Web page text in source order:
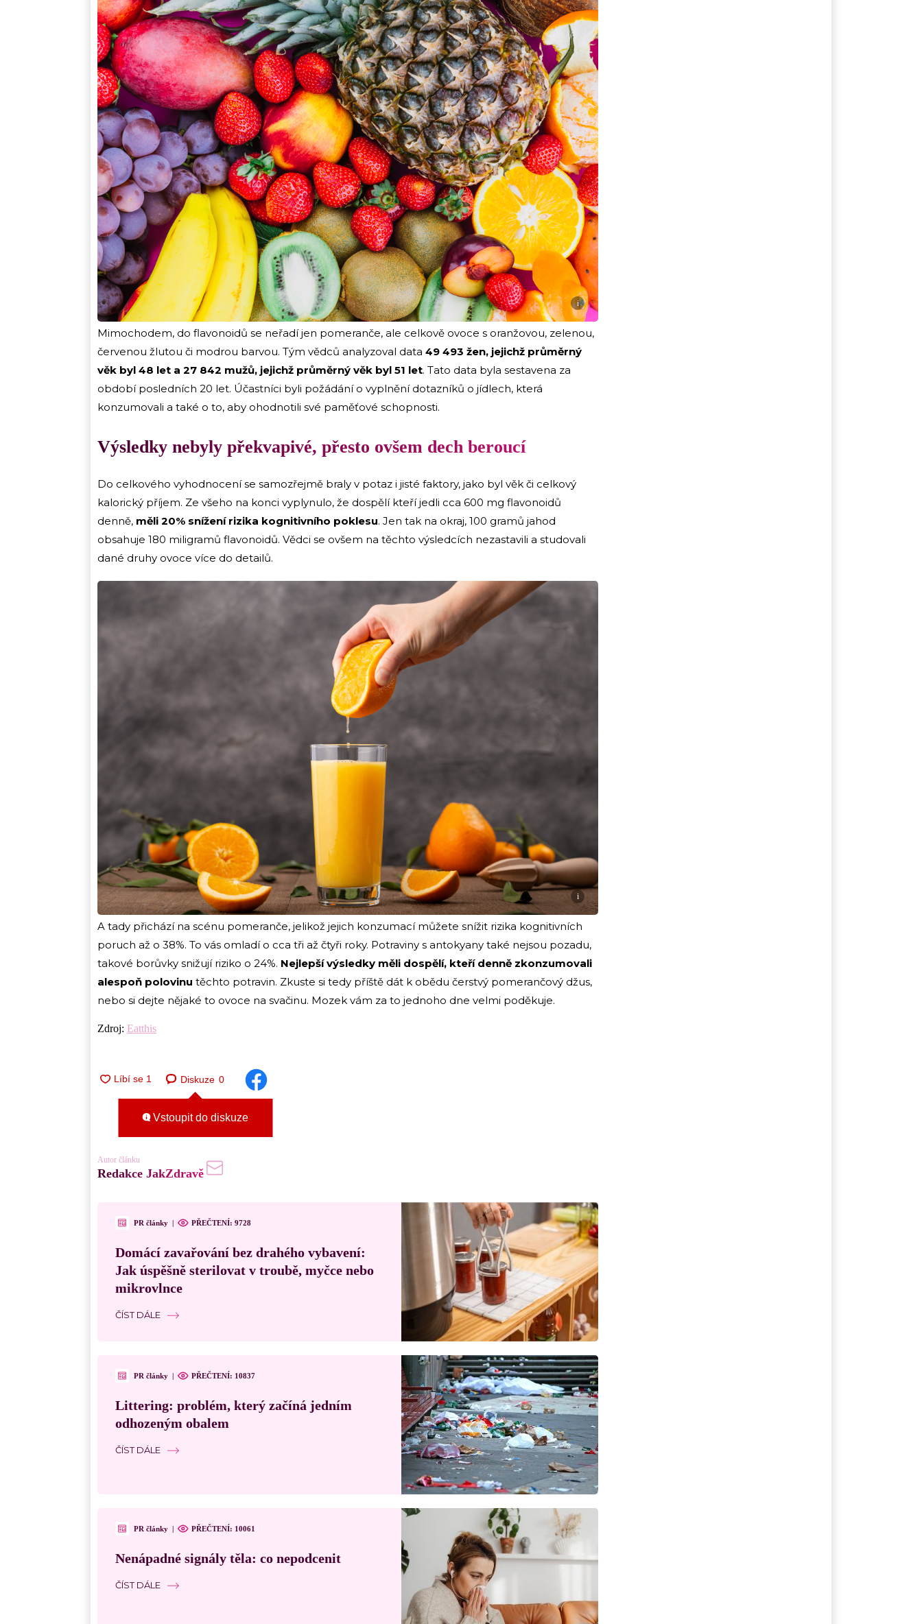
i
Mimochodem, do flavonoidů se neřadí jen pomeranče, ale celkově ovoce s oranžovou, zelenou,
červenou žlutou či modrou barvou. Tým vědců analyzoval data 49 493 žen, jejichž průměrný
věk byl 48 let a 27 842 mužů, jejichž průměrný věk byl 51 let. Tato data byla sestavena za
období posledních 20 let. Účastníci byli požádání o vyplnění dotazníků o jídlech, která
konzumovali a také o to, aby ohodnotili své paměťové schopnosti.
Výsledky nebyly překvapivé, přesto ovšem dech beroucí
Do celkového vyhodnocení se samozřejmě braly v potaz i jisté faktory, jako byl věk či celkový
kalorický příjem. Ze všeho na konci vyplynulo, že dospělí kteří jedli cca 600 mg flavonoidů
denně, měli 20% snížení rizika kognitivního poklesu. Jen tak na okraj, 100 gramů jahod
obsahuje 180 miligramů flavonoidů. Vědci se ovšem na těchto výsledcích nezastavili a studovali
dané druhy ovoce více do detailů.
i
A tady přichází na scénu pomeranče, jelikož jejich konzumací můžete snížit rizika kognitivních
poruch až o 38%. To vás omladí o cca tři až čtyři roky. Potraviny s antokyany také nejsou pozadu,
takové borůvky snižují riziko o 24%. Nejlepší výsledky měli dospělí, kteří denně zkonzumovali
alespoň polovinu těchto potravin. Zkuste si tedy příště dát k obědu čerstvý pomerančový džus,
nebo si dejte nějaké to ovoce na svačinu. Mozek vám za to jednoho dne velmi poděkuje.
Zdroj: Eatthis
Diskuze 0
Vstoupit do diskuze
Autor článku
Redakce JakZdravě
PR články | PŘEČTENÍ: 9728
Domácí zavařování bez drahého vybavení:
Jak úspěšně sterilovat v troubě, myčce nebo
mikrovlnce
ČÍST DÁLE
PR články | PŘEČTENÍ: 10837
Littering: problém, který začíná jedním
odhozeným obalem
ČÍST DÁLE
PR články | PŘEČTENÍ: 10061
Nenápadné signály těla: co nepodcenit
ČÍST DÁLE